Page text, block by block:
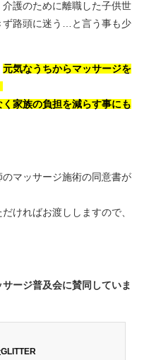
護のために離職した子供世
ず路頭に迷う…と言う事も少
元気なうちからマッサージを
家族の負担を減らす事にも
マッサージ施術の同意書が
ければお渡ししますので、
ージ普及会に賛同していま